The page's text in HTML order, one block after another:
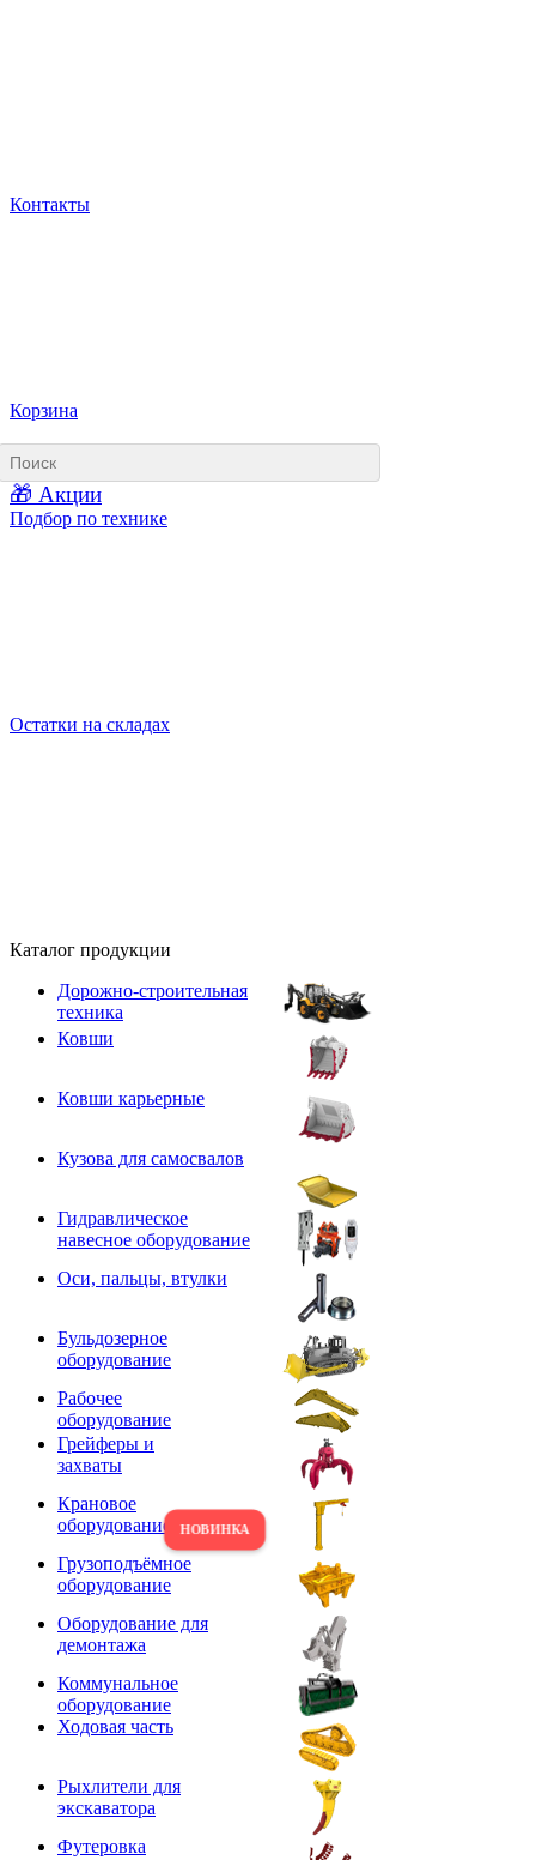
Контакты
Корзина
🎁 Акции
Подбор по технике
Остатки на складах
Каталог продукции
Дорожно-строительная
техника
Ковши
Ковши карьерные
Кузова для самосвалов
Гидравлическое
навесное оборудование
Оси, пальцы, втулки
Бульдозерное
оборудование
Рабочее
оборудование
Грейферы и
захваты
Крановое
оборудование
Грузоподъёмное
оборудование
Оборудование для
демонтажа
Коммунальное
оборудование
Ходовая часть
Рыхлители для
экскаватора
Футеровка